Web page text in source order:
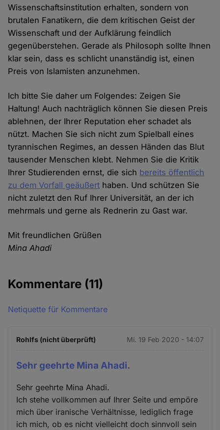
Wissenschaftsinstitution erhalten, sondern von
brutalen Fanatikern, die dem kritischen Geist der
Wissenschaft und der Aufklärung feindlich
gegenüberstehen. Gerade als Philosoph sollte Ihnen
klar sein, dass es schlicht unanständig ist, einen
Preis von Islamisten anzunehmen.
Ich bitte Sie daher um Folgendes: Zeigen Sie
Haltung! Auch nachträglich können Sie diesen Preis
ablehnen, der Ihrer Reputation eher schadet als
nützt. Machen Sie sich nicht zum Spielball eines
tyrannischen Regimes, an dessen Händen das Blut
tausender Menschen klebt. Nehmen Sie die Kritik
Ihrer Studierenden ernst, die sich bereits öffentlich
zu dem Vorfall geäußert haben. Und schützen Sie
nicht zuletzt den Ruf Ihrer Universität, an der ich
mehrmals und gerne als Rednerin zu Gast war.
Mit freundlichen Grüßen
Mina Ahadi
Kommentare (11)
Netiquette für Kommentare
Rohlfs (nicht überprüft) Mi. 19 Feb 2020 - 14:07
Sehr geehrte Mina Ahadi.
Sehr geehrte Mina Ahadi.
Ich stehe vollkommen auf Ihrer Seite und empöre
mich über iranische Verhältnisse, lediglich frage
ich mich, ob es nicht vielleicht doch sinnvoll sein